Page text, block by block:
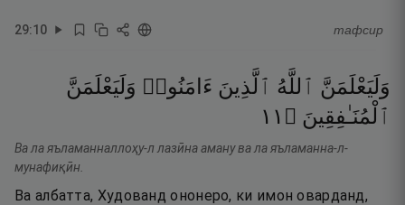
29:10 тафсир
وَلَيَعْلَمَنَّ ٱللَّهُ ٱلَّذِينَ ءَامَنُوا۟ وَلَيَعْلَمَنَّ
ٱلْمُنَـٰفِقِينَ ۝ ١١
Ва ла яъламанналлоҳу-л лазӣна аману ва ла яъламанна-л-
мунафиқӣн.
Ва албатта, Худованд ононеро, ки имон оварданд,